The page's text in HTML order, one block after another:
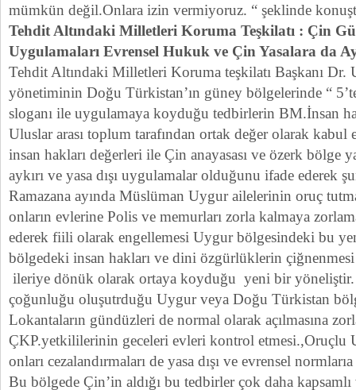
mümkün değil.Onlara izin vermiyoruz. “ şeklinde
Tehdit Altındaki Milletleri Koruma Teşkilatı : Çin
Uygulamaları Evrensel Hukuk ve Çin Yasalara da
Tehdit Altındaki Milletleri Koruma teşkilatı Başkanı
yönetiminin Doğu Türkistan’ın güney bölgelerinde “
sloganı ile uygulamaya koyduğu tedbirlerin BM.İnsan
Uluslar arası toplum tarafından ortak değer olarak
insan hakları değerleri ile Çin anayasası ve özerk bölge
aykırı ve yasa dışı uygulamalar olduğunu ifade ederek
Ramazana ayında Müslüman Uygur ailelerinin oruç
onların evlerine Polis ve memurları zorla kalmaya
ederek fiili olarak engellemesi Uygur bölgesindeki bu
bölgedeki insan hakları ve dini özgürlüklerin
ileriye dönük olarak ortaya koyduğu yeni bir yöneliştir.
çoğunluğu oluşutrduğu Uygur veya Doğu Türkistan
Lokantaların gündüzleri de normal olarak açılmasına
ÇKP.yetkililerinin geceleri evleri kontrol etmesi.,Oruçlu
onları cezalandırmaları de yasa dışı ve evrensel
Bu bölgede Çin’in aldığı bu tedbirler çok daha kapsamlı